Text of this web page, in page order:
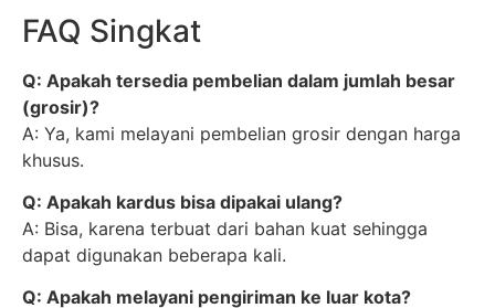
FAQ Singkat
Q: Apakah tersedia pembelian dalam jumlah besar
(grosir)?
A: Ya, kami melayani pembelian grosir dengan harga
khusus.
Q: Apakah kardus bisa dipakai ulang?
A: Bisa, karena terbuat dari bahan kuat sehingga
dapat digunakan beberapa kali.
Q: Apakah melayani pengiriman ke luar kota?